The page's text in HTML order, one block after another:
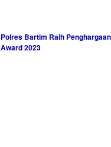
Polres Bartim Raih
Award 2023